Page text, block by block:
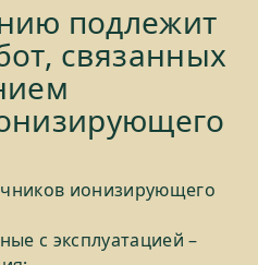
подлежит
связанных
ионизирующего
с эксплуатацией –